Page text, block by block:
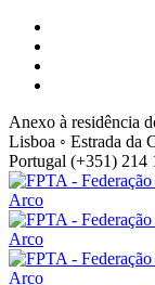
Anexo à residência
Lisboa ◦ Estrada da
Portugal (+351) 214